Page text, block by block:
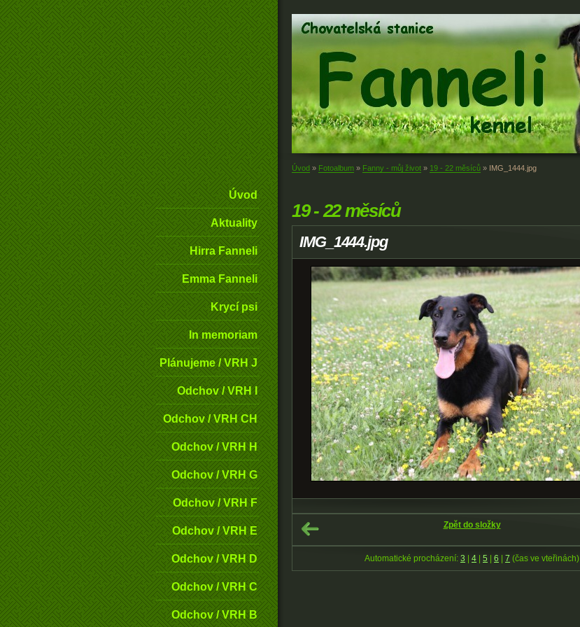
Úvod
Aktuality
Hirra Fanneli
Emma Fanneli
Krycí psi
In memoriam
Plánujeme / VRH J
Odchov / VRH I
Odchov / VRH CH
Odchov / VRH H
Odchov / VRH G
Odchov / VRH F
Odchov / VRH E
Odchov / VRH D
Odchov / VRH C
Odchov / VRH B
Úvod » Fotoalbum » Fanny - můj život » 19 - 22 měsíců » IMG_1444.jpg
19 - 22 měsíců
IMG_1444.jpg
Zpět do složky
Automatické procházení: 3 4 5 6 7 (čas ve vteřinách)